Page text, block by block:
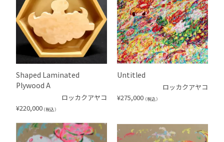
Shaped Laminated
Plywood A
ロッカクアヤコ
¥220,000 （税込）
Untitled
ロッカクアヤコ
¥275,000 （税込）